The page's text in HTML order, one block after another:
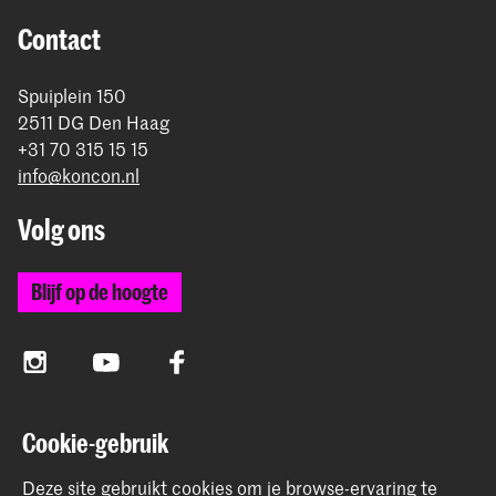
Contact
Spuiplein 150
2511 DG Den Haag
+31 70 315 15 15
info@koncon.nl
Volg ons
Blijf op de hoogte
InstagramYouTube Facebook
Het Koninklijk Conservatorium en de Koninklijke
Academie van Beeldende Kunsten vormen samen
Cookie-gebruik
Deze site gebruikt cookies om je browse-ervaring te